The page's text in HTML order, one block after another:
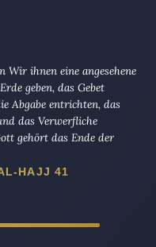
Wir ihnen eine angesehene
geben, das Gebet
Abgabe entrichten, das
das Verwerfliche
gehört das Ende der
HAJJ 41